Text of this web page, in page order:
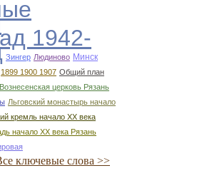
1942-
Зингер Людиново Минск
1899 1900 1907 Общий план
Вознесенская церковь Рязань
Льговский монастырь начало
кремль начало ХХ века
начало ХХ века Рязань
ключевые слова >>